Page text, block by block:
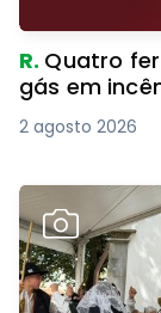
R. Quatro
gás em
2 agosto 2026